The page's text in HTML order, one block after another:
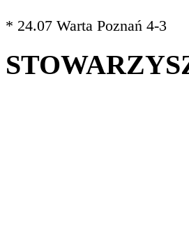
* 24.07 Warta Poznań 4-3